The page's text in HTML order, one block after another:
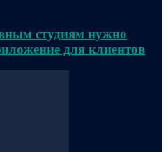
студиям нужно
для клиентов